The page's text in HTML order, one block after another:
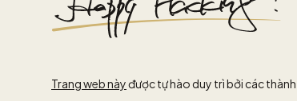
Trang web nàyđược tự hào duy trì bởi các